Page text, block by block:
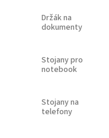
Držák na
dokumenty
Stojany pro
notebook
Stojany na
telefony